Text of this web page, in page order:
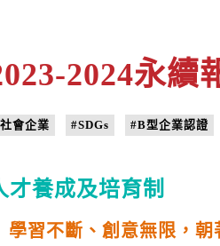
2024永續
會企業 #SDGs #B型企業認證
才養成及培育制
學習不斷、創意無限，